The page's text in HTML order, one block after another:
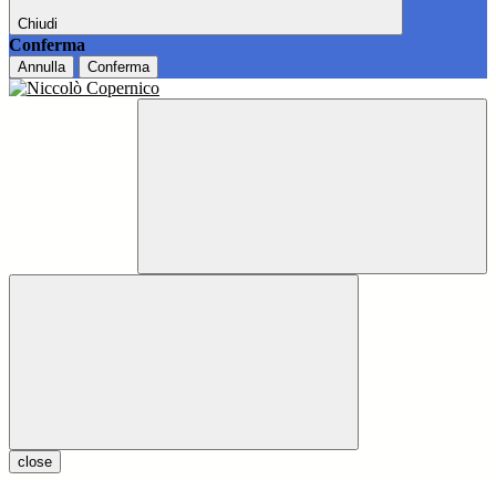
Chiudi
Conferma
Annulla Conferma
close